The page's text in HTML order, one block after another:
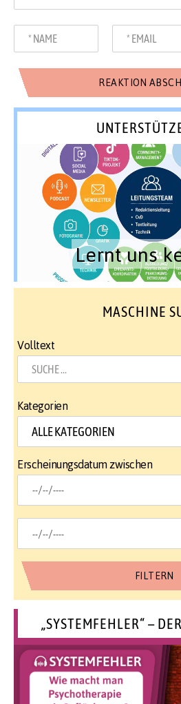
Lernt uns
MASCHINE
Volltext
Kategorien
Erscheinungsdatum zwischen
„SYSTEMFEHLER“ –